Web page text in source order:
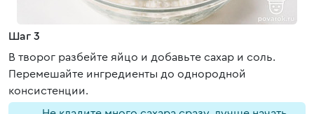
Шаг 3
В творог разбейте яйцо и добавьте сахар и соль.
Перемешайте ингредиенты до однородной
консистенции.